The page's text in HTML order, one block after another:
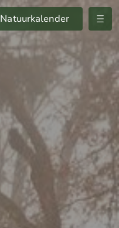
Natuurkalender Menu